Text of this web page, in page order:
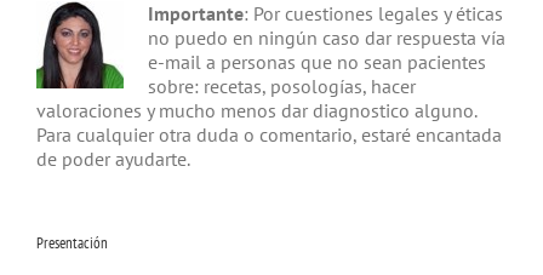
Importante: Por cuestiones legales y éticas
no puedo en ningún caso dar respuesta vía
e-mail a personas que no sean pacientes
sobre: recetas, posologías, hacer
valoraciones y mucho menos dar diagnostico alguno.
Para cualquier otra duda o comentario, estaré encantada
de poder ayudarte.
Presentación